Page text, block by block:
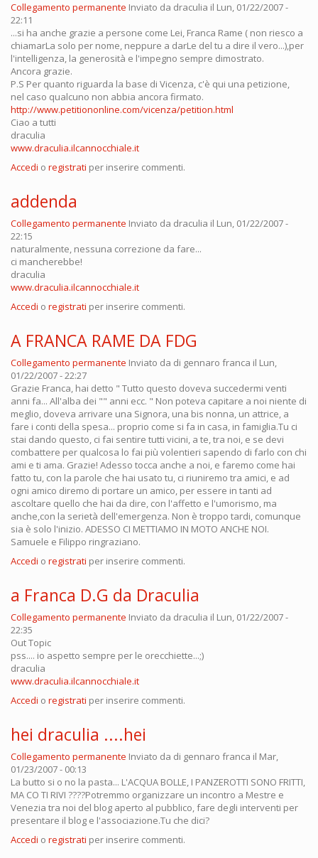
Collegamento permanente Inviato da draculia il Lun, 01/22/2007 -
22:11
...si ha anche grazie a persone come Lei, Franca Rame ( non riesco a
chiamarLa solo per nome, neppure a darLe del tu a dire il vero...),per
l'intelligenza, la generosità e l'impegno sempre dimostrato.
Ancora grazie.
P.S Per quanto riguarda la base di Vicenza, c'è qui una petizione,
nel caso qualcuno non abbia ancora firmato.
http://www.petitiononline.com/vicenza/petition.html
Ciao a tutti
draculia
www.draculia.ilcannocchiale.it
Accedi o registrati per inserire commenti.
addenda
Collegamento permanente Inviato da draculia il Lun, 01/22/2007 -
22:15
naturalmente, nessuna correzione da fare...
ci mancherebbe!
draculia
www.draculia.ilcannocchiale.it
Accedi o registrati per inserire commenti.
A FRANCA RAME DA FDG
Collegamento permanente Inviato da di gennaro franca il Lun,
01/22/2007 - 22:27
Grazie Franca, hai detto " Tutto questo doveva succedermi venti
anni fa... All'alba dei "" anni ecc. " Non poteva capitare a noi niente di
meglio, doveva arrivare una Signora, una bis nonna, un attrice, a
fare i conti della spesa... proprio come si fa in casa, in famiglia.Tu ci
stai dando questo, ci fai sentire tutti vicini, a te, tra noi, e se devi
combattere per qualcosa lo fai più volentieri sapendo di farlo con chi
ami e ti ama. Grazie! Adesso tocca anche a noi, e faremo come hai
fatto tu, con la parole che hai usato tu, ci riuniremo tra amici, e ad
ogni amico diremo di portare un amico, per essere in tanti ad
ascoltare quello che hai da dire, con l'affetto e l'umorismo, ma
anche,con la serietà dell'emergenza. Non è troppo tardi, comunque
sia è solo l'inizio. ADESSO CI METTIAMO IN MOTO ANCHE NOI.
Samuele e Filippo ringraziano.
Accedi o registrati per inserire commenti.
a Franca D.G da Draculia
Collegamento permanente Inviato da draculia il Lun, 01/22/2007 -
22:35
Out Topic
pss.... io aspetto sempre per le orecchiette...;)
draculia
www.draculia.ilcannocchiale.it
Accedi o registrati per inserire commenti.
hei draculia ....hei
Collegamento permanente Inviato da di gennaro franca il Mar,
01/23/2007 - 00:13
La butto si o no la pasta... L'ACQUA BOLLE, I PANZEROTTI SONO FRITTI,
MA CO TI RIVI ????Potremmo organizzare un incontro a Mestre e
Venezia tra noi del blog aperto al pubblico, fare degli interventi per
presentare il blog e l'associazione.Tu che dici?
Accedi o registrati per inserire commenti.